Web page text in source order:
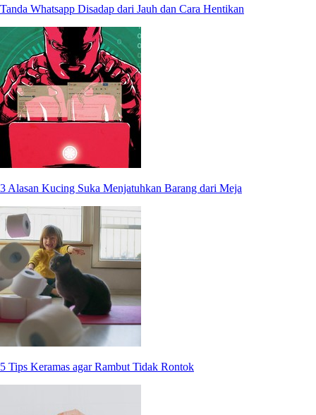
Tanda Whatsapp Disadap dari Jauh dan Cara Hentikan
3 Alasan Kucing Suka Menjatuhkan Barang dari Meja
5 Tips Keramas agar Rambut Tidak Rontok